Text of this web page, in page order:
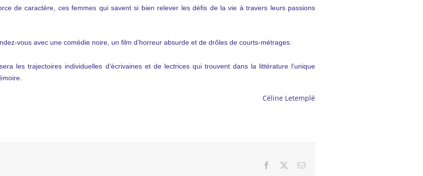
de caractère, ces femmes qui savent si bien relever les défis de la vie à travers leurs passions
vous avec une comédie noire, un film d’horreur absurde et de drôles de courts-métrages.
les trajectoires individuelles d’écrivaines et de lectrices qui trouvent dans la littérature l’unique
Céline Letemplé
Facebook Email